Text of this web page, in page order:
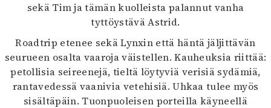
sekä Tim ja tämän kuolleista palannut vanha
tyttöystävä Astrid.
Roadtrip etenee sekä Lynxin että häntä jäljittävän
seurueen osalta vaaroja väistellen. Kauheuksia riittää:
petollisia seireenejä, tieltä löytyviä verisiä sydämiä,
rantavedessä vaanivia vetehisiä. Uhkaa tulee myös
sisältäpäin. Tuonpuoleisen porteilla käyneellä